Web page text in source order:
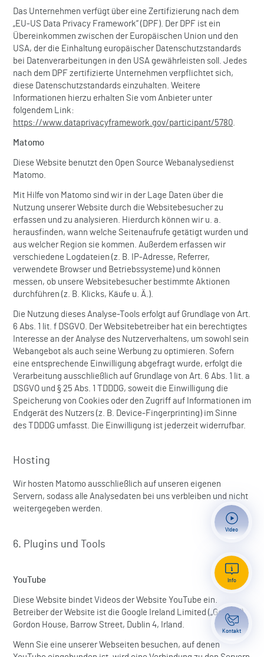
Das Unternehmen verfügt über eine Zertifizierung nach dem
„EU-US Data Privacy Framework“ (DPF). Der DPF ist ein
Übereinkommen zwischen der Europäischen Union und den
USA, der die Einhaltung europäischer Datenschutzstandards
bei Datenverarbeitungen in den USA gewährleisten soll. Jedes
nach dem DPF zertifizierte Unternehmen verpflichtet sich,
diese Datenschutzstandards einzuhalten. Weitere
Informationen hierzu erhalten Sie vom Anbieter unter
folgendem Link:
https://www.dataprivacyframework.gov/participant/5780.
Matomo
Diese Website benutzt den Open Source Webanalysedienst
Matomo.
Mit Hilfe von Matomo sind wir in der Lage Daten über die
Nutzung unserer Website durch die Websitebesucher zu
erfassen und zu analysieren. Hierdurch können wir u. a.
herausfinden, wann welche Seitenaufrufe getätigt wurden und
aus welcher Region sie kommen. Außerdem erfassen wir
verschiedene Logdateien (z. B. IP-Adresse, Referrer,
verwendete Browser und Betriebssysteme) und können
messen, ob unsere Websitebesucher bestimmte Aktionen
durchführen (z. B. Klicks, Käufe u. Ä.).
Die Nutzung dieses Analyse-Tools erfolgt auf Grundlage von Art.
6 Abs. 1 lit. f DSGVO. Der Websitebetreiber hat ein berechtigtes
Interesse an der Analyse des Nutzerverhaltens, um sowohl sein
Webangebot als auch seine Werbung zu optimieren. Sofern
eine entsprechende Einwilligung abgefragt wurde, erfolgt die
Verarbeitung ausschließlich auf Grundlage von Art. 6 Abs. 1 lit. a
DSGVO und § 25 Abs. 1 TDDDG, soweit die Einwilligung die
Speicherung von Cookies oder den Zugriff auf Informationen im
Endgerät des Nutzers (z. B. Device-Fingerprinting) im Sinne
des TDDDG umfasst. Die Einwilligung ist jederzeit widerrufbar.
Hosting
Wir hosten Matomo ausschließlich auf unseren eigenen
Servern, sodass alle Analysedaten bei uns verbleiben und nicht
weitergegeben werden.
6. Plugins und Tools
YouTube
Diese Website bindet Videos der Website YouTube ein.
Betreiber der Website ist die Google Ireland Limited („Google“),
Gordon House, Barrow Street, Dublin 4, Irland.
Wenn Sie eine unserer Webseiten besuchen, auf denen
Kontakt
Info
Besucher-
Samstag,
Video